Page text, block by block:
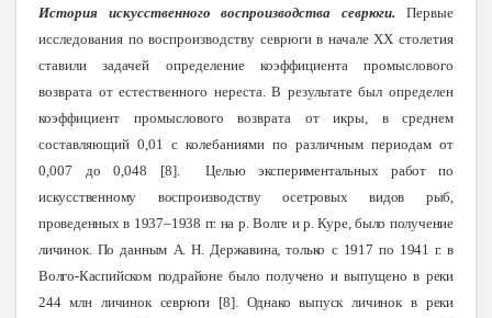
История искусственного воспроизводства севрюги.
Первые
исследования по воспроизводству севрюги в начале XX столетия
ставили задачей определение коэффициента промыслового
возврата от естественного нереста. В результате был определен
коэффициент промыслового возврата от икры, в среднем
составляющий 0,01 с колебаниями по различным периодам от
0,007 до 0,048 [8].Целью экспериментальных работ по
искусственному воспроизводству осетровых видов рыб,
проведенных в 1937–1938 гг. на р. Волге и р. Куре, было получение
личинок. По данным А. Н. Державина, только с 1917 по 1941 г. в
Волго-Каспийском подрайоне было получено и выпущено в реки
244 млн личинок севрюги [8]. Однако выпуск личинок в реки